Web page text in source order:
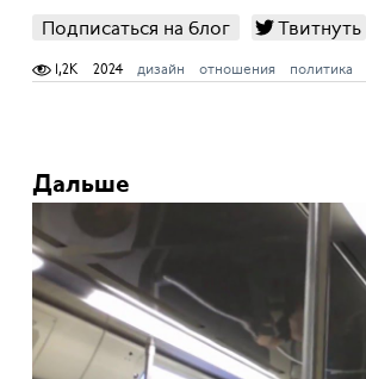
Подписаться на блог Твитнуть
1,2K 2024 дизайн отношения политика
Дальше